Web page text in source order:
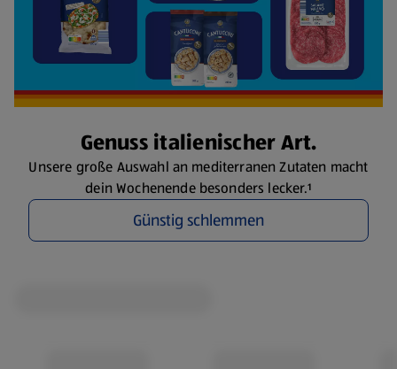
Genuss italienischer Art.
Unsere große Auswahl an mediterranen Zutaten macht
dein Wochenende besonders lecker.¹
Günstig schlemmen